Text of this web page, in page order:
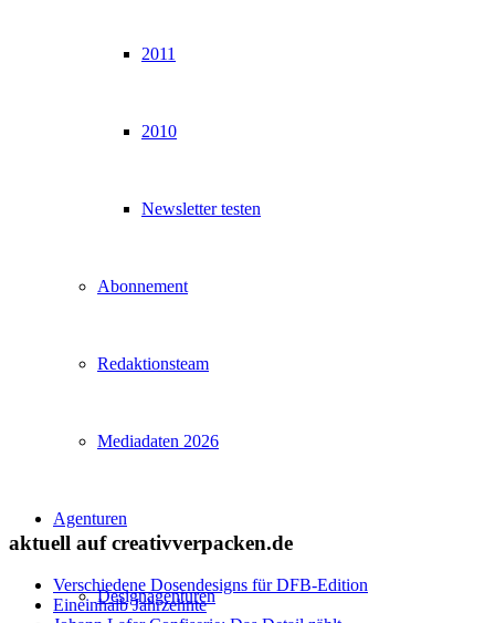
2011
2010
Newsletter testen
Abonnement
Redaktionsteam
Mediadaten 2026
Agenturen
Designagenturen
aktuell auf creativverpacken.de
Verschiedene Dosendesigns für DFB-Edition
Eineinhalb Jahrzehnte